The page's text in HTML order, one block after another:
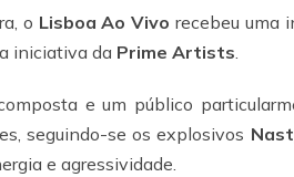
o Lisboa Ao Vivo recebeu uma
iniciativa da Prime Artists
e um público
seguindo-se os explosivos
e agressividade.